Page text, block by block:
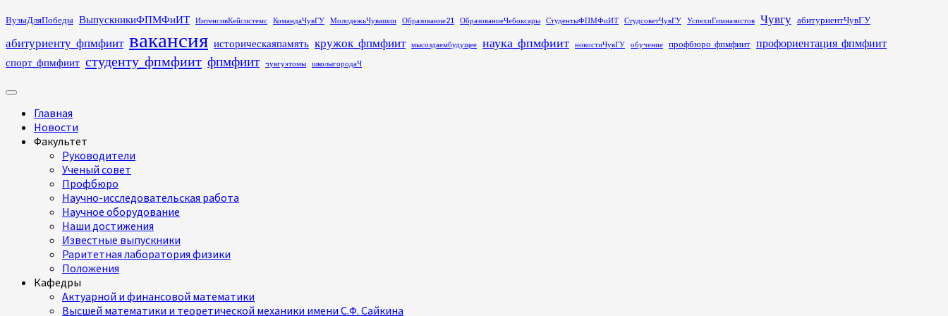
Перейти
содержимому
ВузыДляПобеды ВыпускникиФПМФиИТ ИнтенсивКейсистемс КомандаЧувГУ МолодежьЧувашии Образование21 ОбразованиеЧебоксары СтудентыФПМФиИТ СтудсоветЧувГУ УспехиГимназистов Чувгу абитуриентЧувГУ
абитуриенту_фпмфиит вакансия историческаяпамять кружок_фпмфиит мысоздаембудущее наука_фпмфиит новостиЧувГУ обучение профбюро_фпмфиит профориентация_фпмфиит
спорт_фпмфиит студенту_фпмфиит фпмфиит чувгуэтомы школыгородаЧ
Основное
Главная
Новости
Факультет
Руководители
Ученый совет
Профбюро
Научно-исследовательская работа
Научное оборудование
Наши достижения
Известные выпускники
Раритетная лаборатория физики
Положения
Кафедры
Актуарной и финансовой математики
Высшей математики и теоретической механики имени С.Ф. Сайкина